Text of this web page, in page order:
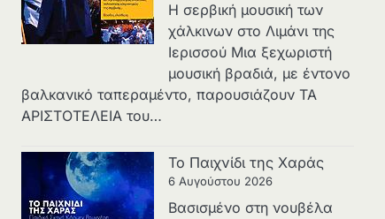
Η σερβική μουσική των
χάλκινων στο Λιμάνι της
Ιερισσού Μια ξεχωριστή
μουσική βραδιά, με έντονο
βαλκανικό ταπεραμέντο, παρουσιάζουν ΤΑ
ΑΡΙΣΤΟΤΕΛΕΙΑ του…
Το Παιχνίδι της Χαράς
6 Αυγούστου 2026
Βασισμένο στη νουβέλα